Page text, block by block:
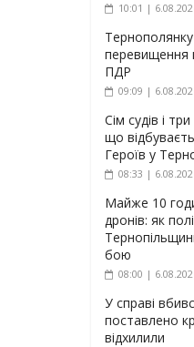
10:01 |
перевищення
ПДР
09:09 |
Сім судів і
що
Героїв у
08:33 |
Майже 10
дронів: як
бою
08:00 |
У справі
поставлено
відхилили